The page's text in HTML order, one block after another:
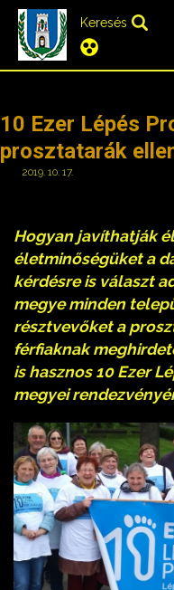
Keresés
10 Ezer Lépés
prosztatarák
2019. 10. 17.
Hogyan javíthatják
életminőségüket a
kérdésre is választ
megye minden
résztvevőket a
férfiaknak
is hasznos 10 Ezer
megyei